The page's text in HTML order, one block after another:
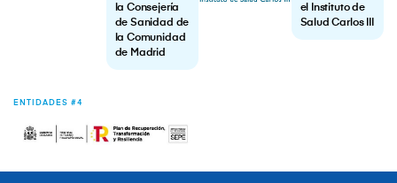
la Consejería
de Sanidad de
la Comunidad
de Madrid
el Instituto de
Salud Carlos III
ENTIDADES #4